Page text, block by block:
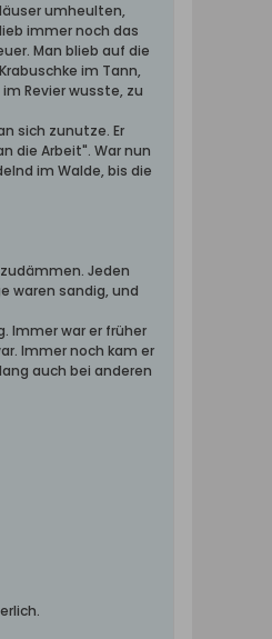
umheulten,
immer noch das
Man blieb auf die
im Tann,
Revier wusste, zu
sich zunutze. Er
die Arbeit". War nun
im Walde, bis die
Jeden
waren sandig, und
Immer war er früher
Immer noch kam er
auch bei anderen